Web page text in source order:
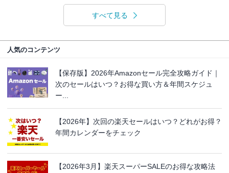
すべて見る
人気のコンテンツ
【保存版】2026年Amazonセール完全攻略ガイド｜
次のセールはいつ？お得な買い方＆年間スケジュ
ー...
【2026年】次回の楽天セールはいつ？どれがお得？
年間カレンダーをチェック
【2026年3月】楽天スーパーSALEのお得な攻略法